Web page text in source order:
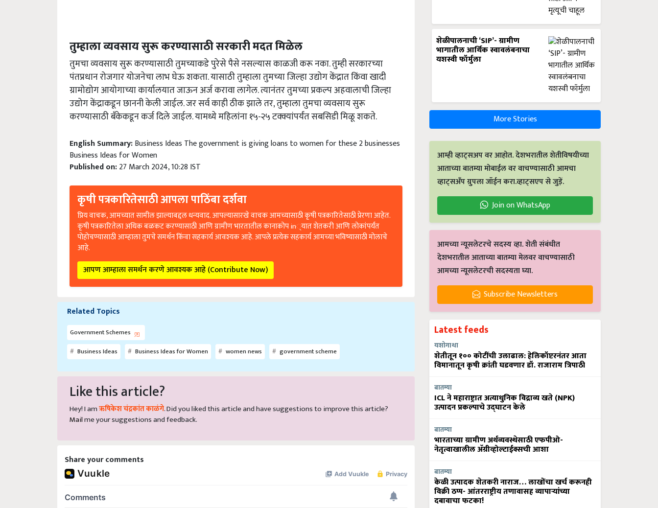
तुम्हाला व्यवसाय सुरू करण्यासाठी सरकारी मदत मिळेल
तुमचा व्यवसाय सुरू करण्यासाठी तुमच्याकडे पुरेसे पैसे नसल्यास काळजी करू नका. तुम्ही सरकारच्या
पंतप्रधान रोजगार योजनेचा लाभ घेऊ शकता. यासाठी तुम्हाला तुमच्या जिल्हा उद्योग केंद्रात किंवा खादी
ग्रामोद्योग आयोगाच्या कार्यालयात जाऊन अर्ज करावा लागेल. त्यानंतर तुमच्या प्रकल्प अहवालाची जिल्हा
उद्योग केंद्राकडून छाननी केली जाईल. जर सर्व काही ठीक झाले तर, तुम्हाला तुमचा व्यवसाय सुरू
करण्यासाठी बँकेकडून कर्ज दिले जाईल. यामध्ये महिलांना १५-२५ टक्क्यांपर्यंत सबसिडी मिळू शकते.
English Summary:Business Ideas The government is giving loans to women for these 2 businesses
Business Ideas for Women
Published on:27 March 2024, 10:28 IST
कृषी पत्रकारितेसाठी आपला पाठिंबा दर्शवा
प्रिय वाचक, आमच्यात सामील झाल्याबद्दल धन्यवाद. आपल्यासारखे वाचक आमच्यासाठी कृषी पत्रकारितेसाठी प्रेरणा आहेत.
कृषी पत्रकारितेला अधिक बळकट करण्यासाठी आणि ग्रामीण भारतातील कानाकोप in्यात शेतकरी आणि लोकांपर्यंत
पोहोचण्यासाठी आम्हाला तुमचे समर्थन किंवा सहकार्य आवश्यक आहे. आपले प्रत्येक सहकार्य आमच्या भविष्यासाठी मोलाचे
आहे.
आपण आम्हाला समर्थन करणे आवश्यक आहे (Contribute Now)
Related Topics
Government Schemes
Business Ideas
Business Ideas for Women women news government scheme
Like this article?
Hey! I amऋषिकेश चंद्रकांत काळंगे. Did you liked this article and have suggestions to improve this article?
Mailme your suggestions and feedback.
Share your comments
शेळीपालनाची ‘SIP’- ग्रामीण
भागातील आर्थिक स्वावलंबनाचा
यशस्वी फॉर्मुला
More Stories
आम्ही व्हाट्सअप वर आहोत. देशभरातील शेतीविषयीच्या
आताच्या बातम्या मोबाईल वर वाचण्यासाठी आमचा
व्हाट्सअँप ग्रुपला जॉईन करा.व्हाट्सएप से जुड़ें.
Join on WhatsApp
आमच्या न्यूसलेटरचे सदस्य व्हा. शेती संबंधीत
देशभरातील आताच्या बातम्या मेलवर वाचण्यासाठी
आमच्या न्यूसलेटरची सदस्यता घ्या.
Subscribe Newsletters
Latest feeds
यशोगाथा
शेतीतून १०० कोटींची उलाढाल: हेलिकॉप्टरनंतर आता
विमानातून कृषी क्रांती घडवणार डॉ. राजाराम त्रिपाठी
बातम्या
ICL ने महाराष्ट्रात अत्याधुनिक विद्राव्य खते (NPK)
उत्पादन प्रकल्पाचे उद्घाटन केले
बातम्या
भारताच्या ग्रामीण अर्थव्यवस्थेसाठी एफपीओ-
नेतृत्वाखालील अ‍ॅग्रीव्होल्टाईक्सची आशा
बातम्या
केळी उत्पादक शेतकरी नाराज… लाखोंचा खर्च करूनही
विक्री ठप्प- आंतरराष्ट्रीय तणावासह व्यापाऱ्यांच्या
दबावाचा फटका!